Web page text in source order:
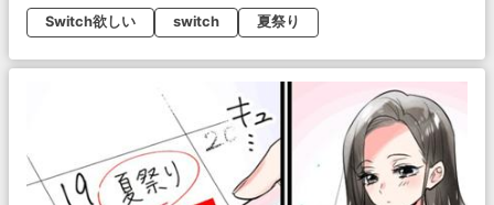
Switch欲しい
switch 夏祭り